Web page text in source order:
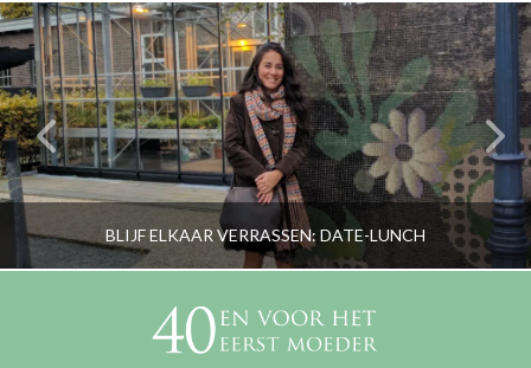
BLIJF ELKAAR VERRASSEN: DATE-LUNCH
RORYBLOKZIJL